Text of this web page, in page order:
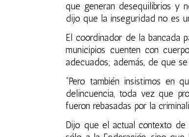
que generan desequilibrios y
dijo que la inseguridad no es
El coordinador de la bancada
municipios cuenten con
adecuados; además, de que
“Pero también insistimos en
delincuencia, toda vez que
fueron rebasadas por la
Dijo que el actual contexto de